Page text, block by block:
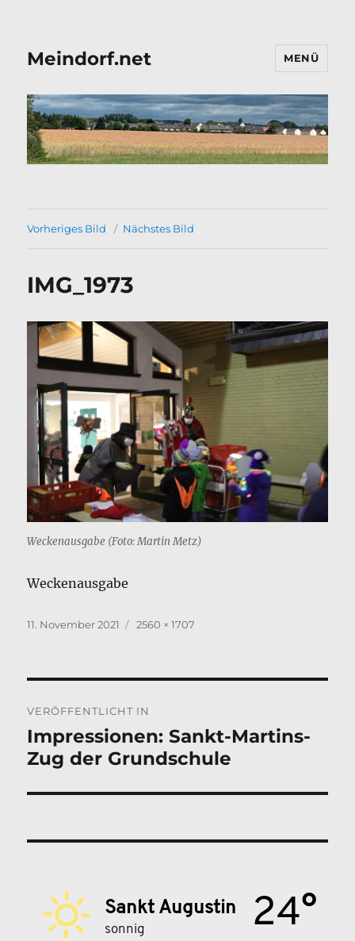
Meindorf.net MENÜ
Vorheriges Bild Nächstes Bild
IMG_1973
Weckenausgabe (Foto: Martin Metz)
Weckenausgabe
Veröffentlicht
11. November 2021 Originalgröße
2560 × 1707
VERÖFFENTLICHT IN
Impressionen: Sankt-Martins-
Zug der Grundschule
Sankt Augustin
sonnig 24°